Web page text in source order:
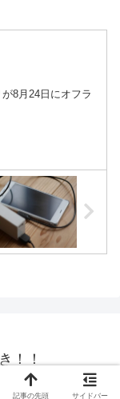
8月24日にオフラ
！！
！！.
記事の先頭 サイドバー